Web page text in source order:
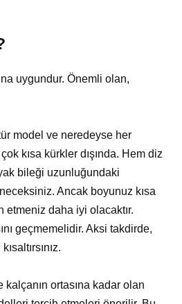
uygundur. Önemli olan,
model ve neredeyse her
kısa kürkler dışında. Hem diz
bileği uzunluğundaki
Ancak boyunuz kısa
etmeniz daha iyi olacaktır.
geçmemelidir. Aksi takdirde,
kalçanın ortasına kadar olan